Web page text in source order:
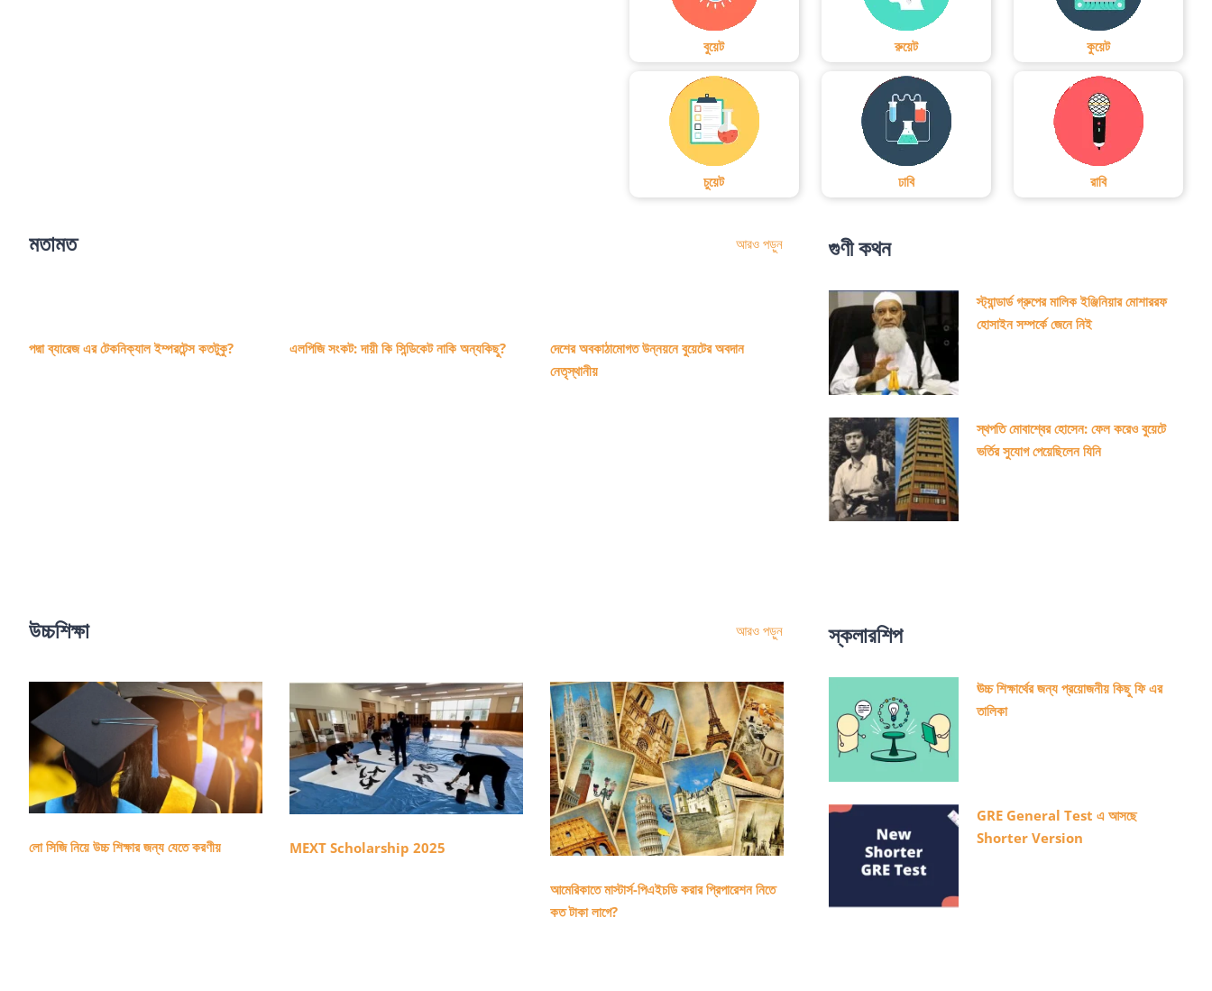
বুয়েট রুয়েট কুয়েট
চুয়েট ঢাবি রাবি
মতামত আরও পড়ুন
পদ্মা ব্যারেজ এর টেকনিক্যাল ইম্পরটেন্স কতটুকু? এলপিজি সংকট: দায়ী কি সিন্ডিকেট নাকি অন্যকিছু?
দেশের অবকাঠামোগত উন্নয়নে বুয়েটের অবদান
নেতৃস্থানীয়
গুণী কথন
স্ট্যান্ডার্ড গ্রুপের মালিক ইঞ্জিনিয়ার মোশাররফ
হোসাইন সম্পর্কে জেনে নিই
স্থপতি মোবাশ্বের হোসেন: ফেল করেও বুয়েটে
ভর্তির সুযোগ পেয়েছিলেন যিনি
উচ্চশিক্ষা আরও পড়ুন
লো সিজি নিয়ে উচ্চ শিক্ষার জন্য যেতে করণীয় MEXT Scholarship 2025
আমেরিকাতে মাস্টার্স-পিএইচডি করার প্রিপারেশন নিতে
কত টাকা লাগে?
স্কলারশিপ
ঊচ্চ শিক্ষার্থের জন্য প্রয়োজনীয় কিছু ফি এর
তালিকা
GRE General Test এ আসছে
Shorter Version